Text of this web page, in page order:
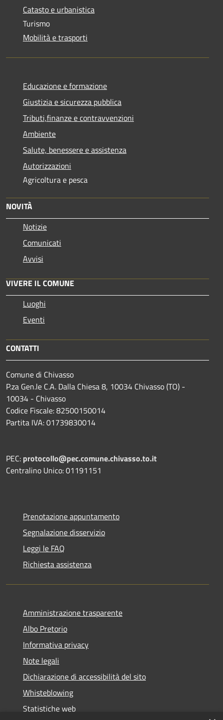
Catasto e urbanistica
Turismo
Mobilità e trasporti
Educazione e formazione
Giustizia e sicurezza pubblica
Tributi,finanze e contravvenzioni
Ambiente
Salute, benessere e assistenza
Autorizzazioni
Agricoltura e pesca
NOVITÀ
Notizie
Comunicati
Avvisi
VIVERE IL COMUNE
Luoghi
Eventi
CONTATTI
Comune di Chivasso
P.za Gen.le C.A. Dalla Chiesa 8, 10034 Chivasso (TO) -
10034 - Chivasso
Codice Fiscale: 82500150014
Partita IVA: 01739830014
PEC: protocollo@pec.comune.chivasso.to.it
Centralino Unico: 01191151
Prenotazione appuntamento
Segnalazione disservizio
Leggi le FAQ
Richiesta assistenza
Amministrazione trasparente
Albo Pretorio
Informativa privacy
Note legali
Dichiarazione di accessibilità del sito
Whisteblowing
Statistiche web